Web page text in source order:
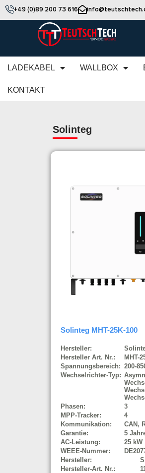
+49 (0)89 200 73 616
LADEKABEL WALLBOX
KONTAKT
Solinteg
Solinteg MHT-25K-100
Hersteller:
Hersteller Art. Nr.:
MHT-
Spannungsbereich: 200-
Wechselrichter-Typ:
Phasen:
3
MPP-Tracker:
4
Kommunikation:
CAN,
Garantie:
5
AC-Leistung:
25 kW
WEEE-Nummer:
Hersteller:
Hersteller-Art. Nr.: